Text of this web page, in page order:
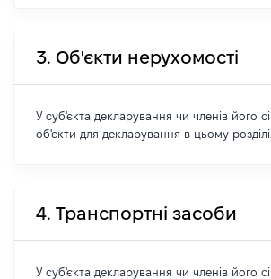
3. Об'єкти нерухомості
У суб'єкта декларування чи членів його
об'єкти для декларування в цьому розділі.
4. Транспортні засоби
У суб'єкта декларування чи членів його